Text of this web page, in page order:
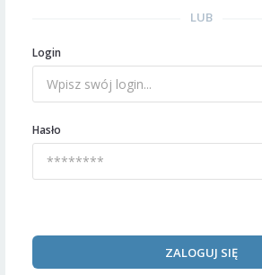
LUB
Login
Hasło
ZALOGUJ SIĘ